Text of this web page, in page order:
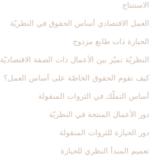
الاستنتاج
العمل الاقتصادي أساس الحقوق في النظريّة
الحيازة ذات طابع مزدوج
النظريّة تميّز بين الأعمال ذات الصفة الاقتصاديّة
كيف تقوم الحقوق الخاصّة على أساس العمل؟
أساس التملّك في الثروات المنقولة
دور الأعمال المنتجة في النظريّة
دور الحيازة للثروات المنقولة
تعميم المبدأ النظري للحيازة